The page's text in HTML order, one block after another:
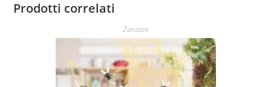
Prodotti correlati
Zanzare